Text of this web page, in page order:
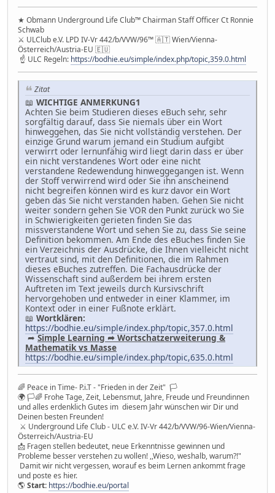
★ Obmann Underground Life Club™ Chairman Staff Officer Ct Ronnie
Schwab
⚔ ULClub e.V. LPD IV-Vr 442/b/VVW/96™ 🇦🇹 Wien/Vienna-
Österreich/Austria-EU 🇪🇺
☝ ULC Regeln: https://bodhie.eu/simple/index.php/topic,359.0.html
Zitat
📖 WICHTIGE ANMERKUNG1
Achten Sie beim Studieren dieses eBuch sehr, sehr
sorgfältig darauf, dass Sie niemals über ein Wort
hinweggehen, das Sie nicht vollständig verstehen. Der
einzige Grund warum jemand ein Studium aufgibt
verwirrt oder lernunfähig wird liegt darin dass er über
ein nicht verstandenes Wort oder eine nicht
verstandene Redewendung hinweggegangen ist. Wenn
der Stoff verwirrend wird oder Sie ihn anscheinend
nicht begreifen können wird es kurz davor ein Wort
geben das Sie nicht verstanden haben. Gehen Sie nicht
weiter sondern gehen Sie VOR den Punkt zurück wo Sie
in Schwierigkeiten gerieten finden Sie das
missverstandene Wort und sehen Sie zu, dass Sie seine
Definition bekommen. Am Ende des eBuches finden Sie
ein Verzeichnis der Ausdrücke, die Ihnen vielleicht nicht
vertraut sind, mit den Definitionen, die im Rahmen
dieses eBuches zutreffen. Die Fachausdrücke der
Wissenschaft sind außerdem bei ihrem ersten
Auftreten im Text jeweils durch Kursivschrift
hervorgehoben und entweder in einer Klammer, im
Kontext oder in einer Fußnote erklärt.
📖 Wortklären:
https://bodhie.eu/simple/index.php/topic,357.0.html
➦Simple Learning ➦ Wortschatzerweiterung &
Mathematik vs Masse
https://bodhie.eu/simple/index.php/topic,635.0.html
🌈 Peace in Time- P.i.T - "Frieden in der Zeit" 🏳
🌍 🏳🌈 Frohe Tage, Zeit, Lebensmut, Jahre, Freude und Freundinnen
und alles erdenklich Gutes im diesem Jahr wünschen wir Dir und
Deinen besten Freunden!
⚔ Underground Life Club - ULC e.V. IV-Vr 442/b/VVW/96-Wien/Vienna-
Österreich/Austria-EU
📩 Fragen stellen bedeutet, neue Erkenntnisse gewinnen und
Probleme besser verstehen zu wollen! ,,Wieso, weshalb, warum?!"
Damit wir nicht vergessen, worauf es beim Lernen ankommt frage
und poste es hier.
🌎 Start: https://bodhie.eu/portal